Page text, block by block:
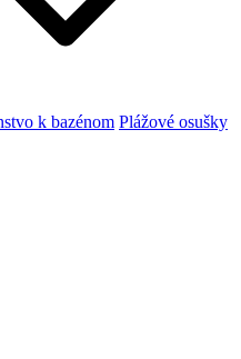
k bazénom Plážové osušky